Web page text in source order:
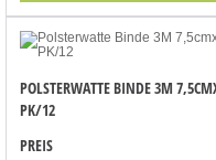
POLSTERWATTE BINDE 3M
PK/12
PREIS